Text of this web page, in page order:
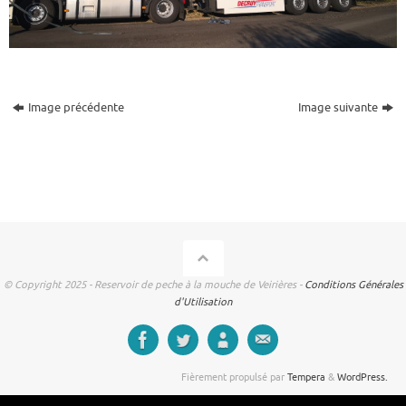
Image précédente Image suivante
© Copyright 2025 - Reservoir de peche à la mouche de Veirières - Conditions Générales
d'Utilisation
Fièrement propulsé par Tempera & WordPress.